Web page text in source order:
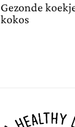
Gezonde
kokos